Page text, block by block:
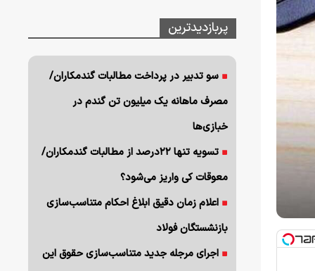
پربازدیدترین
سو تدبیر در پرداخت مطالبات گندمکاران/
مصرف ماهانه یک میلیون تن گندم در
خبازی‌ها
تسویه تنها ۲۲درصد از مطالبات گندمکاران/
معوقات کی واریز می‌شود؟
اعلام زمان دقیق ابلاغ احکام متناسب‌سازی
بازنشستگان فولاد
اجرای مرجله جدید متناسب‌سازی حقوق این